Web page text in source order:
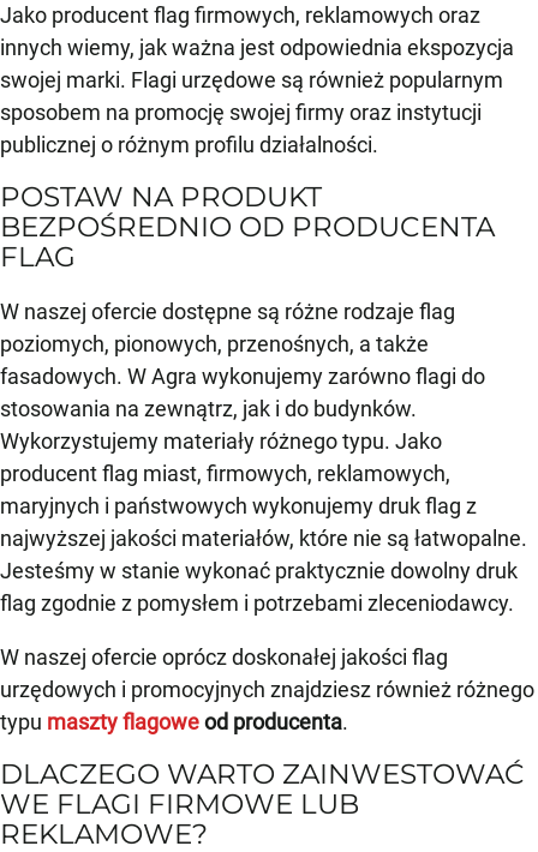
Jako producent flag firmowych, reklamowych oraz
innych wiemy, jak ważna jest odpowiednia ekspozycja
swojej marki. Flagi urzędowe są również popularnym
sposobem na promocję swojej firmy oraz instytucji
publicznej o różnym profilu działalności.
POSTAW NA PRODUKT
BEZPOŚREDNIO OD PRODUCENTA
FLAG
W naszej ofercie dostępne są różne rodzaje flag
poziomych, pionowych, przenośnych, a także
fasadowych. W Agra wykonujemy zarówno flagi do
stosowania na zewnątrz, jak i do budynków.
Wykorzystujemy materiały różnego typu. Jako
producent flag miast, firmowych, reklamowych,
maryjnych i państwowych wykonujemy druk flag z
najwyższej jakości materiałów, które nie są łatwopalne.
Jesteśmy w stanie wykonać praktycznie dowolny druk
flag zgodnie z pomysłem i potrzebami zleceniodawcy.
W naszej ofercie oprócz doskonałej jakości flag
urzędowych i promocyjnych znajdziesz również różnego
typu maszty flagoweod producenta.
DLACZEGO WARTO ZAINWESTOWAĆ
WE FLAGI FIRMOWE LUB
REKLAMOWE?